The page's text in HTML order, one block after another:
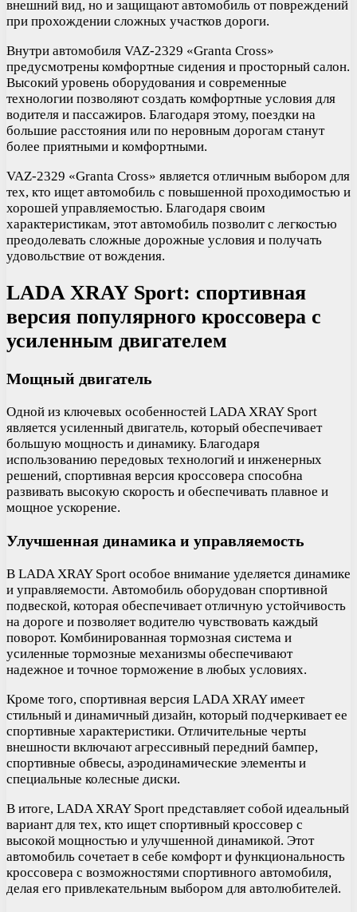
внешний вид, но и защищают автомобиль от повреждений
при прохождении сложных участков дороги.
Внутри автомобиля VAZ-2329 «Granta Cross»
предусмотрены комфортные сидения и просторный салон.
Высокий уровень оборудования и современные
технологии позволяют создать комфортные условия для
водителя и пассажиров. Благодаря этому, поездки на
большие расстояния или по неровным дорогам станут
более приятными и комфортными.
VAZ-2329 «Granta Cross» является отличным выбором для
тех, кто ищет автомобиль с повышенной проходимостью и
хорошей управляемостью. Благодаря своим
характеристикам, этот автомобиль позволит с легкостью
преодолевать сложные дорожные условия и получать
удовольствие от вождения.
LADA XRAY Sport: спортивная
версия популярного кроссовера с
усиленным двигателем
Мощный двигатель
Одной из ключевых особенностей LADA XRAY Sport
является усиленный двигатель, который обеспечивает
большую мощность и динамику. Благодаря
использованию передовых технологий и инженерных
решений, спортивная версия кроссовера способна
развивать высокую скорость и обеспечивать плавное и
мощное ускорение.
Улучшенная динамика и управляемость
В LADA XRAY Sport особое внимание уделяется динамике
и управляемости. Автомобиль оборудован спортивной
подвеской, которая обеспечивает отличную устойчивость
на дороге и позволяет водителю чувствовать каждый
поворот. Комбинированная тормозная система и
усиленные тормозные механизмы обеспечивают
надежное и точное торможение в любых условиях.
Кроме того, спортивная версия LADA XRAY имеет
стильный и динамичный дизайн, который подчеркивает ее
спортивные характеристики. Отличительные черты
внешности включают агрессивный передний бампер,
спортивные обвесы, аэродинамические элементы и
специальные колесные диски.
В итоге, LADA XRAY Sport представляет собой идеальный
вариант для тех, кто ищет спортивный кроссовер с
высокой мощностью и улучшенной динамикой. Этот
автомобиль сочетает в себе комфорт и функциональность
кроссовера с возможностями спортивного автомобиля,
делая его привлекательным выбором для автолюбителей.